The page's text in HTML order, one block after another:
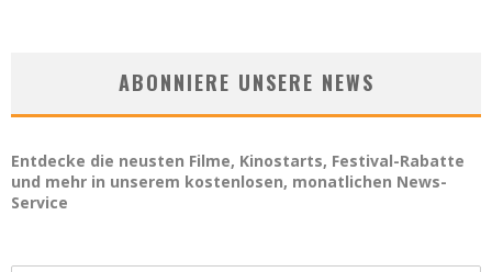
ABONNIERE UNSERE NEWS
Entdecke die neusten Filme, Kinostarts, Festival-Rabatte
und mehr in unserem kostenlosen, monatlichen News-
Service